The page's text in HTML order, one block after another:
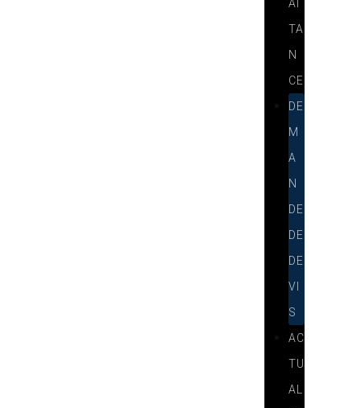
AI
TA
N
CE
DE
M
A
N
DE
DE
DE
VI
S
AC
TU
AL